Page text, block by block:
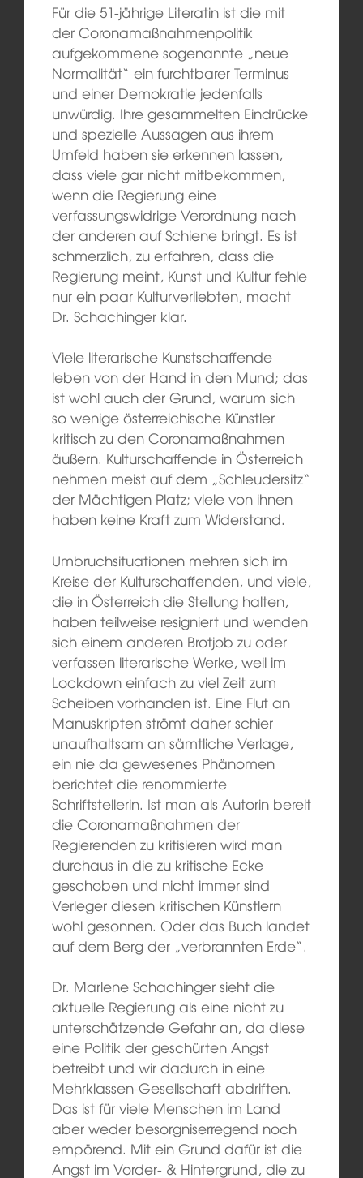
Für die 51-jährige Literatin ist die mit
der Coronamaßnahmenpolitik
aufgekommene sogenannte „neue
Normalität“ ein furchtbarer Terminus
und einer Demokratie jedenfalls
unwürdig. Ihre gesammelten Eindrücke
und spezielle Aussagen aus ihrem
Umfeld haben sie erkennen lassen,
dass viele gar nicht mitbekommen,
wenn die Regierung eine
verfassungswidrige Verordnung nach
der anderen auf Schiene bringt. Es ist
schmerzlich, zu erfahren, dass die
Regierung meint, Kunst und Kultur fehle
nur ein paar Kulturverliebten, macht
Dr. Schachinger klar.
Viele literarische Kunstschaffende
leben von der Hand in den Mund; das
ist wohl auch der Grund, warum sich
so wenige österreichische Künstler
kritisch zu den Coronamaßnahmen
äußern. Kulturschaffende in Österreich
nehmen meist auf dem „Schleudersitz“
der Mächtigen Platz; viele von ihnen
haben keine Kraft zum Widerstand.
Umbruchsituationen mehren sich im
Kreise der Kulturschaffenden, und viele,
die in Österreich die Stellung halten,
haben teilweise resigniert und wenden
sich einem anderen Brotjob zu oder
verfassen literarische Werke, weil im
Lockdown einfach zu viel Zeit zum
Scheiben vorhanden ist. Eine Flut an
Manuskripten strömt daher schier
unaufhaltsam an sämtliche Verlage,
ein nie da gewesenes Phänomen
berichtet die renommierte
Schriftstellerin. Ist man als Autorin bereit
die Coronamaßnahmen der
Regierenden zu kritisieren wird man
durchaus in die zu kritische Ecke
geschoben und nicht immer sind
Verleger diesen kritischen Künstlern
wohl gesonnen. Oder das Buch landet
auf dem Berg der „verbrannten Erde“.
Dr. Marlene Schachinger sieht die
aktuelle Regierung als eine nicht zu
unterschätzende Gefahr an, da diese
eine Politik der geschürten Angst
betreibt und wir dadurch in eine
Mehrklassen-Gesellschaft abdriften.
Das ist für viele Menschen im Land
aber weder besorgniserregend noch
empörend. Mit ein Grund dafür ist die
Angst im Vorder- & Hintergrund, die zu